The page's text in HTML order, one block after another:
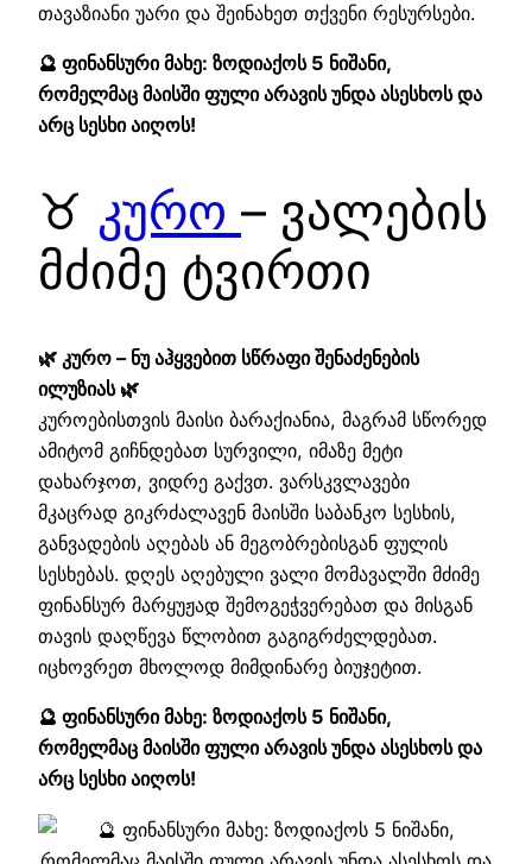
თავაზიანი უარი და შეინახეთ თქვენი რესურსები.
🔮 ფინანსური მახე: ზოდიაქოს 5 ნიშანი,
რომელმაც მაისში ფული არავის უნდა ასესხოს და
არც სესხი აიღოს!
♉ კურო – ვალების
მძიმე ტვირთი
🌿 კურო – ნუ აჰყვებით სწრაფი შენაძენების
ილუზიას 🌿
კუროებისთვის მაისი ბარაქიანია, მაგრამ სწორედ
ამიტომ გიჩნდებათ სურვილი, იმაზე მეტი
დახარჯოთ, ვიდრე გაქვთ. ვარსკვლავები
მკაცრად გიკრძალავენ მაისში საბანკო სესხის,
განვადების აღებას ან მეგობრებისგან ფულის
სესხებას. დღეს აღებული ვალი მომავალში მძიმე
ფინანსურ მარყუჟად შემოგეჭვერებათ და მისგან
თავის დაღწევა წლობით გაგიგრძელდებათ.
იცხოვრეთ მხოლოდ მიმდინარე ბიუჯეტით.
🔮 ფინანსური მახე: ზოდიაქოს 5 ნიშანი,
რომელმაც მაისში ფული არავის უნდა ასესხოს და
არც სესხი აიღოს!